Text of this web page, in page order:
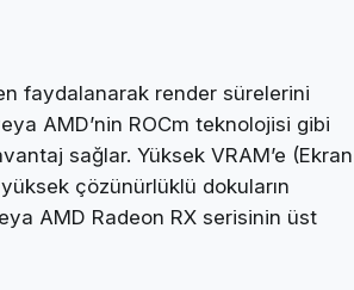
faydalanarak render sürelerini
AMD’nin ROCm teknolojisi gibi
sağlar. Yüksek VRAM’e (Ekran
çözünürlüklü dokuların
AMD Radeon RX serisinin üst